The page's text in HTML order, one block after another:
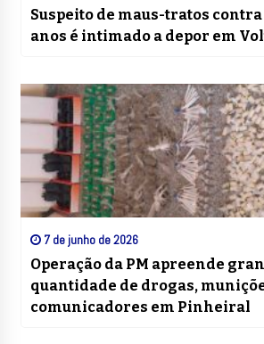
Suspeito de maus-tratos contra
anos é intimado a depor em
7 de junho de 2026
Operação da PM apreende
quantidade de drogas,
comunicadores em Pinheiral